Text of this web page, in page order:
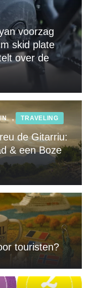
voorzag
skid plate
over de
, TRAVELING
de Gitarriu:
& een Boze
touristen?